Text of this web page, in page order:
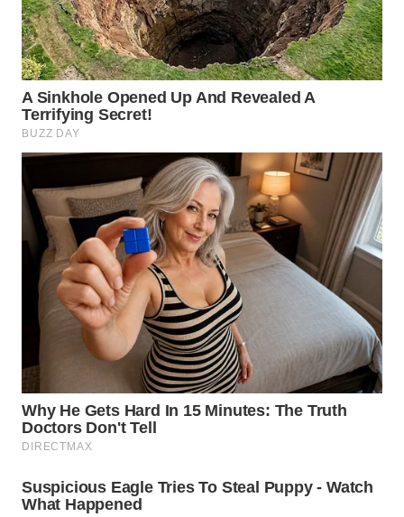
WN
KARAWANG
WN
BEKASI
WN
DEPOK
WN
TAPANULI
UTARA
WN
PADANG